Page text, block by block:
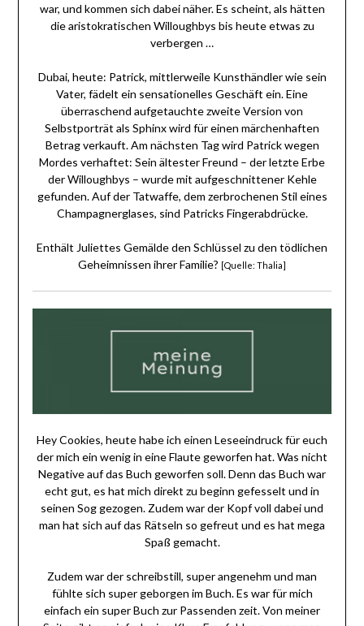
war, und kommen sich dabei näher. Es scheint, als hätten
die aristokratischen Willoughbys bis heute etwas zu
verbergen …
Dubai, heute: Patrick, mittlerweile Kunsthändler wie sein
Vater, fädelt ein sensationelles Geschäft ein. Eine
überraschend aufgetauchte zweite Version von
Selbstporträt als Sphinx wird für einen märchenhaften
Betrag verkauft. Am nächsten Tag wird Patrick wegen
Mordes verhaftet: Sein ältester Freund – der letzte Erbe
der Willoughbys – wurde mit aufgeschnittener Kehle
gefunden. Auf der Tatwaffe, dem zerbrochenen Stil eines
Champagnerglases, sind Patricks Fingerabdrücke.
Enthält Juliettes Gemälde den Schlüssel zu den tödlichen
Geheimnissen ihrer Familie? [Quelle: Thalia]
Hey Cookies, heute habe ich einen Leseeindruck für euch
der mich ein wenig in eine Flaute geworfen hat. Was nicht
Negative auf das Buch geworfen soll. Denn das Buch war
echt gut, es hat mich direkt zu beginn gefesselt und in
seinen Sog gezogen. Zudem war der Kopf voll dabei und
man hat sich auf das Rätseln so gefreut und es hat mega
Spaß gemacht.
Zudem war der schreibstill, super angenehm und man
fühlte sich super geborgen im Buch. Es war für mich
einfach ein super Buch zur Passenden zeit. Von meiner